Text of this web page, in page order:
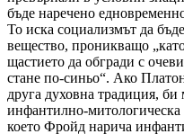
бъде наречено
То иска социализмът да
вещество, проникващо
щастието да обгради с
стане по-синьо“. Ако
друга духовна традиция, би
инфантилно-митологическа
което Фройд нарича